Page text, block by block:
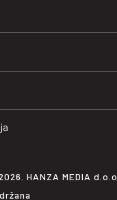
HANZA MEDIA d.o.o.